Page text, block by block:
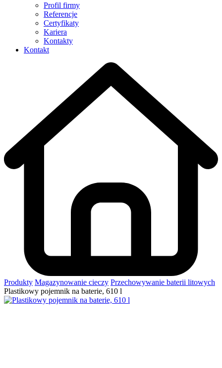
Profil firmy
Referencje
Certyfikaty
Kariera
Kontakty
Kontakt
Produkty Magazynowanie cieczy Przechowywanie baterii litowych
Plastikowy pojemnik na baterie, 610 l